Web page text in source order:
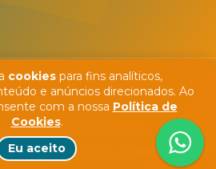
POR IMAGEM LTDA - CNPJ:
direitos reservados. by
DSConsult
cookies para fins analíticos,
e anúncios direcionados. Ao
com a nossa Política de
Cookies.
Eu aceito